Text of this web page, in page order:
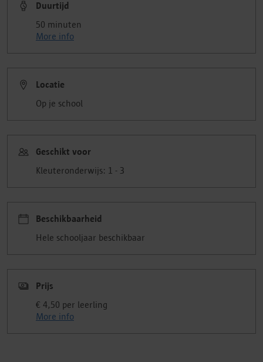
Duurtijd
50 minuten
More info
Locatie
Op je school
Geschikt voor
Kleuteronderwijs: 1 - 3
Beschikbaarheid
Hele schooljaar beschikbaar
Prijs
€ 4,50 per leerling
More info